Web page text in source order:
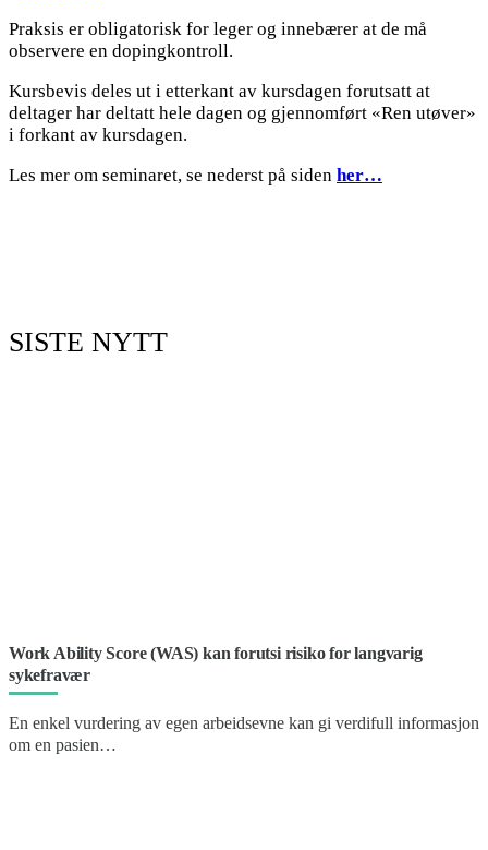
Praksis er obligatorisk for leger og innebærer at de må
observere en dopingkontroll.
Kursbevis deles ut i etterkant av kursdagen forutsatt at
deltager har deltatt hele dagen og gjennomført «Ren utøver»
i forkant av kursdagen.
Les mer om seminaret, se nederst på siden her…
SISTE NYTT
Work Ability Score (WAS) kan forutsi risiko for langvarig
sykefravær
En enkel vurdering av egen arbeidsevne kan gi verdifull informasjon
om en pasien…